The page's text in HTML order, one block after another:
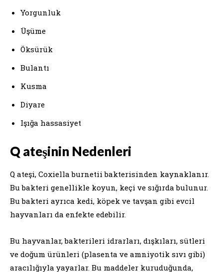
Yorgunluk
Üşüme
Öksürük
Bulantı
Kusma
Diyare
Işığa hassasiyet
Q ateşinin Nedenleri
Q ateşi, Coxiella burnetii bakterisinden kaynaklanır.
Bu bakteri genellikle koyun, keçi ve sığırda bulunur.
Bu bakteri ayrıca kedi, köpek ve tavşan gibi evcil
hayvanları da enfekte edebilir.
Bu hayvanlar, bakterileri idrarları, dışkıları, sütleri
ve doğum ürünleri (plasenta ve amniyotik sıvı gibi)
aracılığıyla yayarlar. Bu maddeler kuruduğunda,